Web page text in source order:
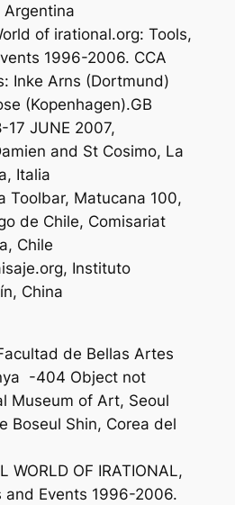
Argentina
of irational.org: Tools,
1996-2006. CCA
Inke Arns (Dortmund)
(Kopenhagen).GB
17 JUNE 2007,
and St Cosimo, La
Italia
Toolbar, Matucana 100,
de Chile, Comisariat
Chile
Instituto
China
de Bellas Artes
-404 Object not
Museum of Art, Seoul
Boseul Shin, Corea del
WORLD OF IRATIONAL,
and Events 1996-2006.